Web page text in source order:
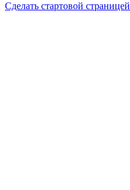
Сделать стартовой страницей